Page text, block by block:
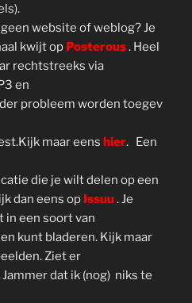
website of weblog? Je
kwijt op Posterous. Heel
rechtstreeks via
en
probleem worden toegev
maar eens hier. Een
die je wilt delen op een
dan eens op Issuu. Je
in een soort van
kunt bladeren. Kijk maar
Ziet er
dat ik (nog) niks te